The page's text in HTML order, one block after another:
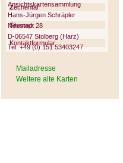
Zechental
Sitemap
Kontaktformular
Ansichtskartensammlung
Hans-Jürgen Schräpler
Neustadt 28
D-06547 Stolberg (Harz)
Tel. +49 (0) 151 53403247
Mailadresse
Weitere alte Karten